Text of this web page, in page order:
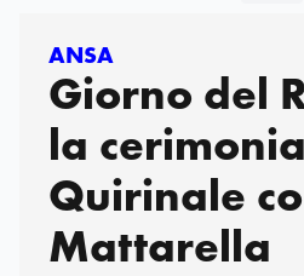
ANSA
Giorno del
la
Quirinale
Mattarella